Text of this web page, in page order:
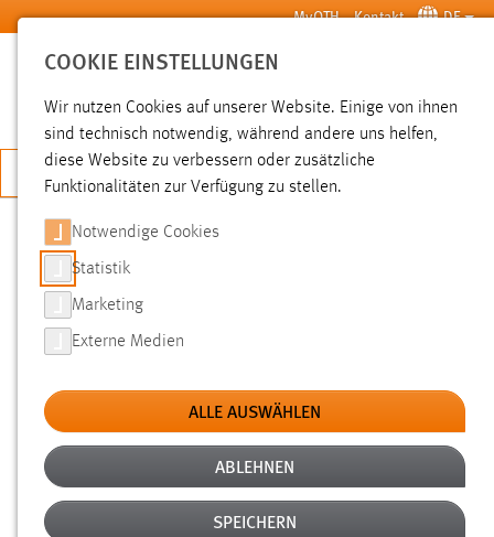
Zum Hauptinhalt springen MyOTH Kontakt DE
SUCHE
JETZT BEWERBEN
SUCHE
FILTER
Typ
Erstellungsdatum
Alter
COOKIE EINSTELLUNGEN
Wir nutzen Cookies auf unserer Website. Einige von ihnen
sind technisch notwendig, während andere uns helfen,
diese Website zu verbessern oder zusätzliche
Funktionalitäten zur Verfügung zu stellen.
Notwendige Cookies
Statistik
Marketing
Externe Medien
ALLE AUSWÄHLEN
ABLEHNEN
SPEICHERN